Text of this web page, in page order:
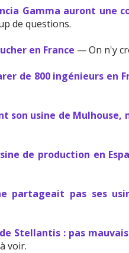
Gamma auront une
de questions.
en France — On n'y
de 800 ingénieurs en
son usine de Mulhouse,
de production en
partageait pas ses
de Stellantis : pas
voir.